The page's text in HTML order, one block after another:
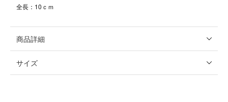
全長：10ｃｍ
商品詳細
サイズ